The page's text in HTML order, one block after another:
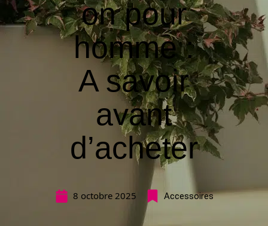
on pour
homme :
A savoir
avant
d’acheter
8 octobre 2025 Accessoires